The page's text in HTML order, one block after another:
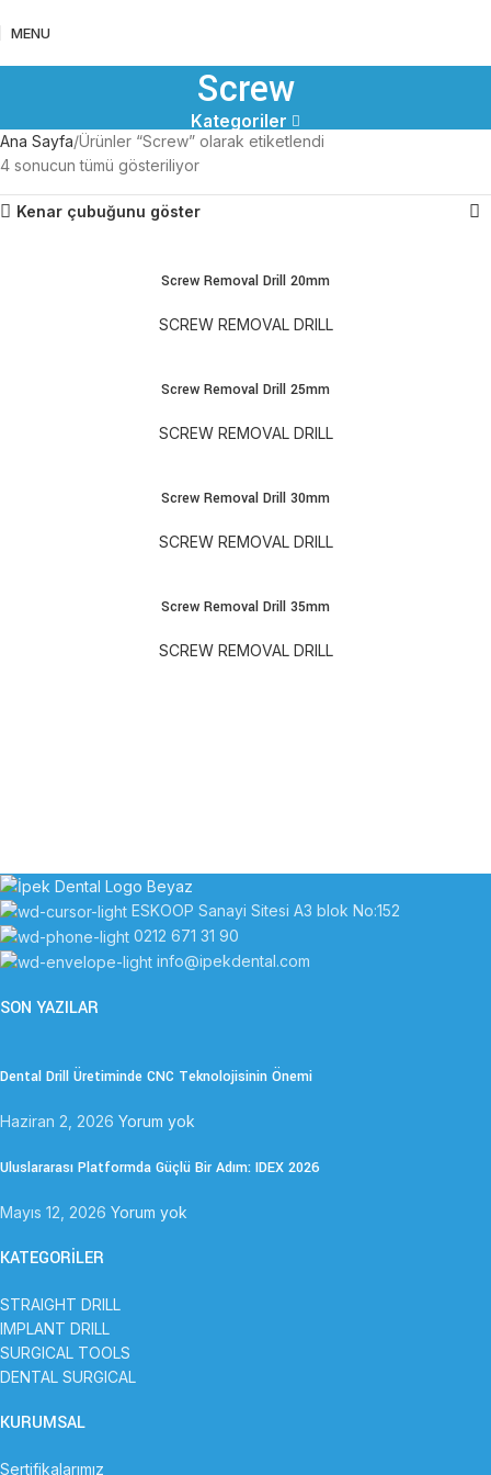
MENU
Screw
Kategoriler
Ana Sayfa Ürünler “Screw” olarak etiketlendi
4 sonucun tümü gösteriliyor
Kenar çubuğunu göster
Screw Removal Drill 20mm
SCREW REMOVAL DRILL
Screw Removal Drill 25mm
SCREW REMOVAL DRILL
Screw Removal Drill 30mm
SCREW REMOVAL DRILL
Screw Removal Drill 35mm
SCREW REMOVAL DRILL
ESKOOP Sanayi Sitesi A3 blok No:152
0212 671 31 90
info@ipekdental.com
SON YAZILAR
Dental Drill Üretiminde CNC Teknolojisinin Önemi
Haziran 2, 2026 Yorum yok
Uluslararası Platformda Güçlü Bir Adım: IDEX 2026
Mayıs 12, 2026 Yorum yok
KATEGORİLER
STRAIGHT DRILL
IMPLANT DRILL
SURGICAL TOOLS
DENTAL SURGICAL
KURUMSAL
Sertifikalarımız